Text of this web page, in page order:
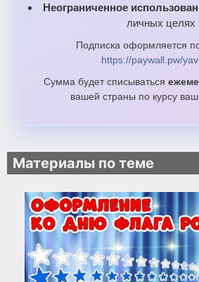
Неограниченное
личных целях
Подписка оформляется
https://paywall.pw/
Сумма будет списываться
вашей страны по курсу
Материалы по теме